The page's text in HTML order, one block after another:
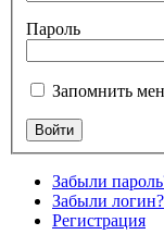
Пароль
Запомнить
Забыли
Забыли логин?
Регистрация